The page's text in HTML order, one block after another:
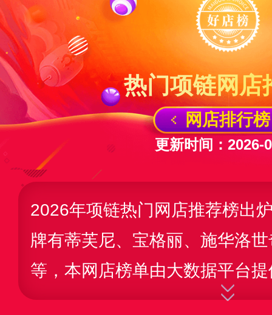
热门项链网店
网店排行榜
更新时间：2026-
2026年项链热门网店推荐榜出
牌有蒂芙尼、宝格丽、施华洛
等，本网店榜单由大数据平台
据了网店的产品销量、店铺设